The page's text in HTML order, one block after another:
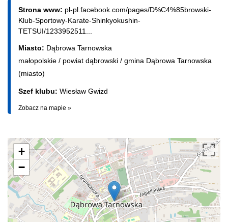
Strona www: pl-pl.facebook.com/pages/D%C4%85browski-
Klub-Sportowy-Karate-Shinkyokushin-
TETSUI/1233952511...
Miasto: Dąbrowa Tarnowska
małopolskie / powiat dąbrowski / gmina Dąbrowa Tarnowska
(miasto)
Szef klubu: Wiesław Gwizd
Zobacz na mapie »
+
−